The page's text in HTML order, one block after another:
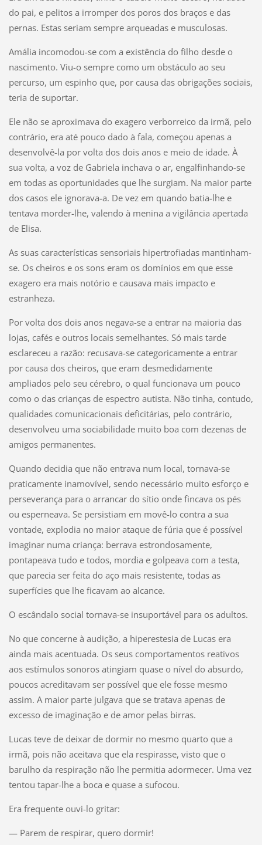
do pai, e pelitos a irromper dos poros dos braços e das
pernas. Estas seriam sempre arqueadas e musculosas.
Amália incomodou-se com a existência do filho desde o
nascimento. Viu-o sempre como um obstáculo ao seu
percurso, um espinho que, por causa das obrigações sociais,
teria de suportar.
Ele não se aproximava do exagero verborreico da irmã, pelo
contrário, era até pouco dado à fala, começou apenas a
desenvolvê-la por volta dos dois anos e meio de idade. À
sua volta, a voz de Gabriela inchava o ar, engalfinhando-se
em todas as oportunidades que lhe surgiam. Na maior parte
dos casos ele ignorava-a. De vez em quando batia-lhe e
tentava morder-lhe, valendo à menina a vigilância apertada
de Elisa.
As suas características sensoriais hipertrofiadas mantinham-
se. Os cheiros e os sons eram os domínios em que esse
exagero era mais notório e causava mais impacto e
estranheza.
Por volta dos dois anos negava-se a entrar na maioria das
lojas, cafés e outros locais semelhantes. Só mais tarde
esclareceu a razão: recusava-se categoricamente a entrar
por causa dos cheiros, que eram desmedidamente
ampliados pelo seu cérebro, o qual funcionava um pouco
como o das crianças de espectro autista. Não tinha, contudo,
qualidades comunicacionais deficitárias, pelo contrário,
desenvolveu uma sociabilidade muito boa com dezenas de
amigos permanentes.
Quando decidia que não entrava num local, tornava-se
praticamente inamovível, sendo necessário muito esforço e
perseverança para o arrancar do sítio onde fincava os pés
ou esperneava. Se persistiam em movê-lo contra a sua
vontade, explodia no maior ataque de fúria que é possível
imaginar numa criança: berrava estrondosamente,
pontapeava tudo e todos, mordia e golpeava com a testa,
que parecia ser feita do aço mais resistente, todas as
superfícies que lhe ficavam ao alcance.
O escândalo social tornava-se insuportável para os adultos.
No que concerne à audição, a hiperestesia de Lucas era
ainda mais acentuada. Os seus comportamentos reativos
aos estímulos sonoros atingiam quase o nível do absurdo,
poucos acreditavam ser possível que ele fosse mesmo
assim. A maior parte julgava que se tratava apenas de
excesso de imaginação e de amor pelas birras.
Lucas teve de deixar de dormir no mesmo quarto que a
irmã, pois não aceitava que ela respirasse, visto que o
barulho da respiração não lhe permitia adormecer. Uma vez
tentou tapar-lhe a boca e quase a sufocou.
Era frequente ouvi-lo gritar:
— Parem de respirar, quero dormir!